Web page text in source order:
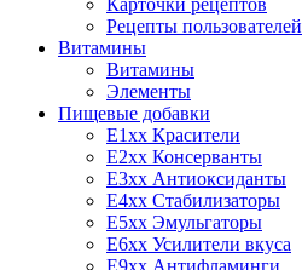
Рецепты пользователей
Витамины
Витамины
Элементы
Пищевые добавки
E1xx Красители
E2xx Консерванты
E3xx Антиоксиданты
E4xx Стабилизаторы
E5xx Эмульгаторы
E6xx Усилители вкуса
E9xx Антифламинги